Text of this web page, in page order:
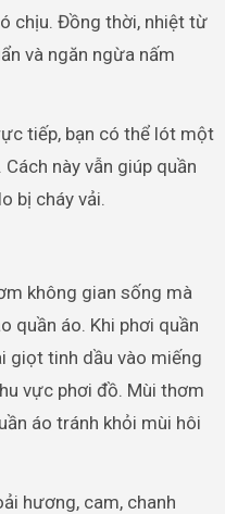
chịu. Đồng thời, nhiệt từ
và ngăn ngừa nấm
tiếp, bạn có thể lót một
này vẫn giúp quần
bị cháy vải.
không gian sống mà
quần áo. Khi phơi quần
giọt tinh dầu vào miếng
vực phơi đồ. Mùi thơm
áo tránh khỏi mùi hôi
hương, cam, chanh